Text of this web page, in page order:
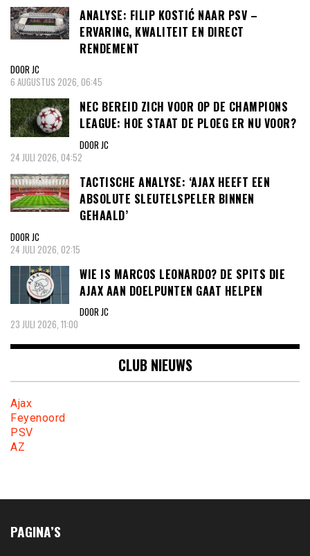
ANALYSE: FILIP KOSTIĆ NAAR PSV –
ERVARING, KWALITEIT EN DIRECT
RENDEMENT
DOOR JC
6 AUGUSTUS 2026, 06:45
NEC BEREID ZICH VOOR OP DE CHAMPIONS
LEAGUE: HOE STAAT DE PLOEG ER NU VOOR?
DOOR JC
24 JULI 2026, 04:52
TACTISCHE ANALYSE: ‘AJAX HEEFT EEN
ABSOLUTE SLEUTELSPELER BINNEN
GEHAALD’
DOOR JC
24 JULI 2026, 02:15
WIE IS MARCOS LEONARDO? DE SPITS DIE
AJAX AAN DOELPUNTEN GAAT HELPEN
DOOR JC
23 JULI 2026, 11:00
CLUB NIEUWS
Ajax
Feyenoord
PSV
AZ
PAGINA’S